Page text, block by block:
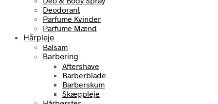
Deodorant
Parfume Kvinder
Parfume Mænd
Hårpleje
Balsam
Barbering
Aftershave
Barberblade
Barberskum
Skægpleje